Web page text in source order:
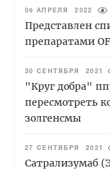
09 АПРЕЛЯ 2022
Представлен
препаратами
30 СЕНТЯБРЯ 2021
"Круг добра"
пересмотреть
золгенсмы
27 СЕНТЯБРЯ 2021
Сатрализумаб